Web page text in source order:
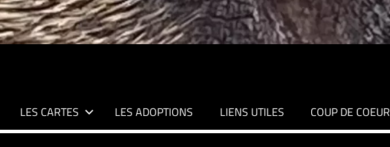
LES CARTES LES ADOPTIONS LIENS UTILES COUP DE COEUR